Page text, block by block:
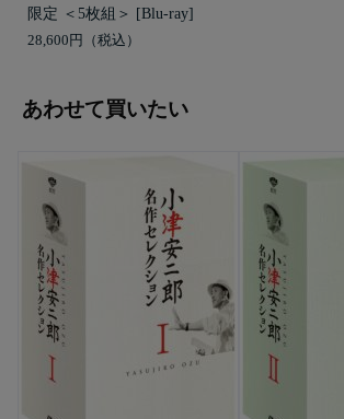
限定 ＜5枚組＞ [Blu-ray]
28,600円
あわせて買いたい